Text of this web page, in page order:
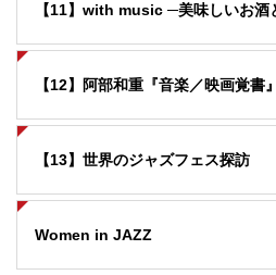
【11】with music ─美味しいお酒
【12】阿部和重『音楽／映画覚書』
【13】世界のジャズフェス探訪
Women in JAZZ